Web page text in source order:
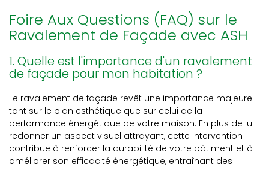
Foire Aux Questions (FAQ) sur le
Ravalement de Façade avec ASH
1. Quelle est l'importance d'un ravalement
de façade pour mon habitation ?
Le ravalement de façade revêt une importance majeure
tant sur le plan esthétique que sur celui de la
performance énergétique de votre maison. En plus de lui
redonner un aspect visuel attrayant, cette intervention
contribue à renforcer la durabilité de votre bâtiment et à
améliorer son efficacité énergétique, entraînant des